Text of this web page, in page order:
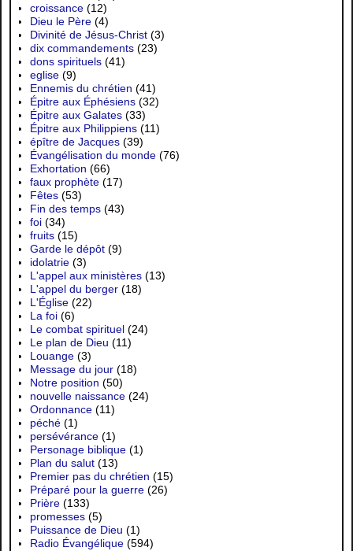
croissance (12)
Dieu le Père (4)
Divinité de Jésus-Christ (3)
dix commandements (23)
dons spirituels (41)
eglise (9)
Ennemis du chrétien (41)
Épitre aux Éphésiens (32)
Épitre aux Galates (33)
Épitre aux Philippiens (11)
épître de Jacques (39)
Évangélisation du monde (76)
Exhortation (66)
faux prophète (17)
Fêtes (53)
Fin des temps (43)
foi (34)
fruits (15)
Garde le dépôt (9)
idolatrie (3)
L'appel aux ministères (13)
L'appel du berger (18)
L'Église (22)
La foi (6)
Le combat spirituel (24)
Le plan de Dieu (11)
Louange (3)
Message du jour (18)
Notre position (50)
nouvelle naissance (24)
Ordonnance (11)
péché (1)
persévérance (1)
Personage biblique (1)
Plan du salut (13)
Premier pas du chrétien (15)
Préparé pour la guerre (26)
Prière (133)
promesses (5)
Puissance de Dieu (1)
Radio Évangélique (594)